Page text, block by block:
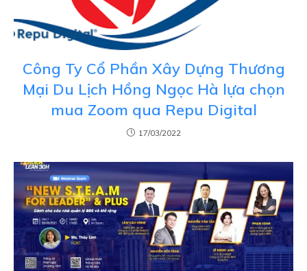
Công Ty Cổ Phần Xây Dựng Thương
Mại Du Lịch Hồng Ngọc Hà lựa chọn
mua Zoom qua Repu Digital
17/03/2022